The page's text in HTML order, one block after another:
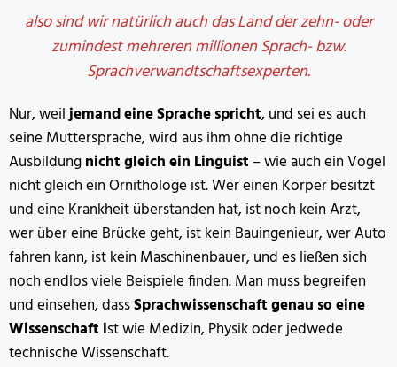
also sind wir natürlich auch das Land der zehn- oder
zumindest mehreren millionen Sprach- bzw.
Sprachverwandtschaftsexperten.
Nur, weiljemand eine Sprache spricht, und sei es auch
seine Muttersprache, wird aus ihm ohne die richtige
Ausbildungnicht gleich ein Linguist – wie auch ein Vogel
nicht gleich ein Ornithologe ist. Wer einen Körper besitzt
und eine Krankheit überstanden hat, ist noch kein Arzt,
wer über eine Brücke geht, ist kein Bauingenieur, wer Auto
fahren kann, ist kein Maschinenbauer, und es ließen sich
noch endlos viele Beispiele finden. Man muss begreifen
und einsehen, dassSprachwissenschaft genau so eine
Wissenschaft ist wie Medizin, Physik oder jedwede
technische Wissenschaft.